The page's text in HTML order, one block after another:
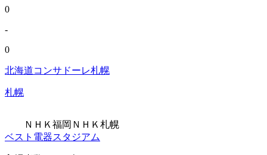
0
-
0
北海道コンサドーレ札幌
札幌
ＮＨＫ福岡 ＮＨＫ札幌
ベスト電器スタジアム